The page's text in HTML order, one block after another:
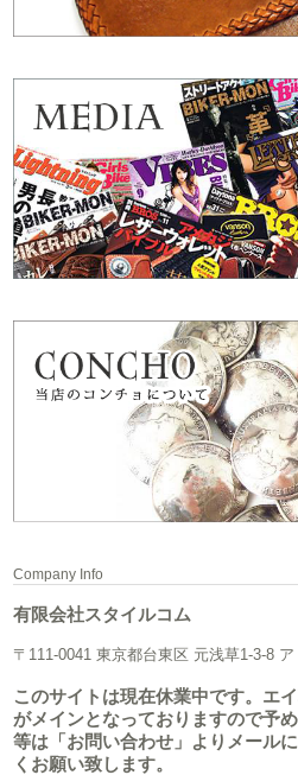
Company Info
有限会社スタイルコム
〒111-0041 東京都台東区 元浅草1-3-8
このサイトは現在休業中です。エ
がメインとなっておりますので予
等は「お問い合わせ」よりメール
くお願い致します。